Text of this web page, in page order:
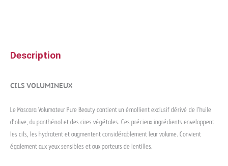
Description
CILS VOLUMINEUX
Le Mascara Volumateur Pure Beauty contient un émollient exclusif dérivé de l’huile
d’olive, du panthénol et des cires végétales. Ces précieux ingrédients enveloppent
les cils, les hydratent et augmentent considérablement leur volume. Convient
également aux yeux sensibles et aux porteurs de lentilles.